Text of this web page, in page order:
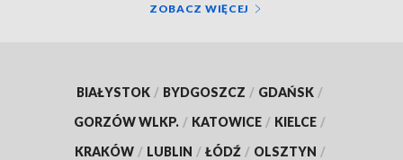
ZOBACZ WIĘCEJ
BIAŁYSTOK / BYDGOSZCZ / GDAŃSK /
GORZÓW WLKP. / KATOWICE / KIELCE /
KRAKÓW / LUBLIN / ŁÓDŹ / OLSZTYN /